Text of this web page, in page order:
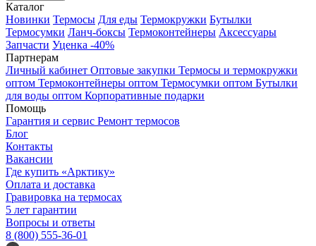
Каталог
Новинки Термосы Для еды Термокружки Бутылки
Термосумки Ланч-боксы Термоконтейнеры Аксессуары
Запчасти Уценка -40%
Партнерам
Личный кабинет Оптовые закупки Термосы и термокружки
оптом Термоконтейнеры оптом Термосумки оптом Бутылки
для воды оптом Корпоративные подарки
Помощь
Гарантия и сервис Ремонт термосов
Блог
Контакты
Вакансии
Где купить «Арктику»
Оплата и доставка
Гравировка на термосах
5 лет гарантии
Вопросы и ответы
8 (800) 555-36-01